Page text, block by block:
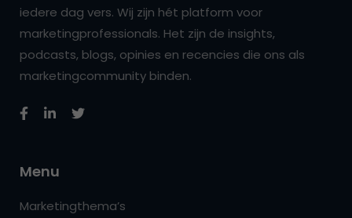
iedere dag vers. Wij zijn hét platform voor
marketingprofessionals. Het zijn de insights,
podcasts, blogs, opinies en recencies die ons als
marketingcommunity binden.
Menu
Marketingthema’s